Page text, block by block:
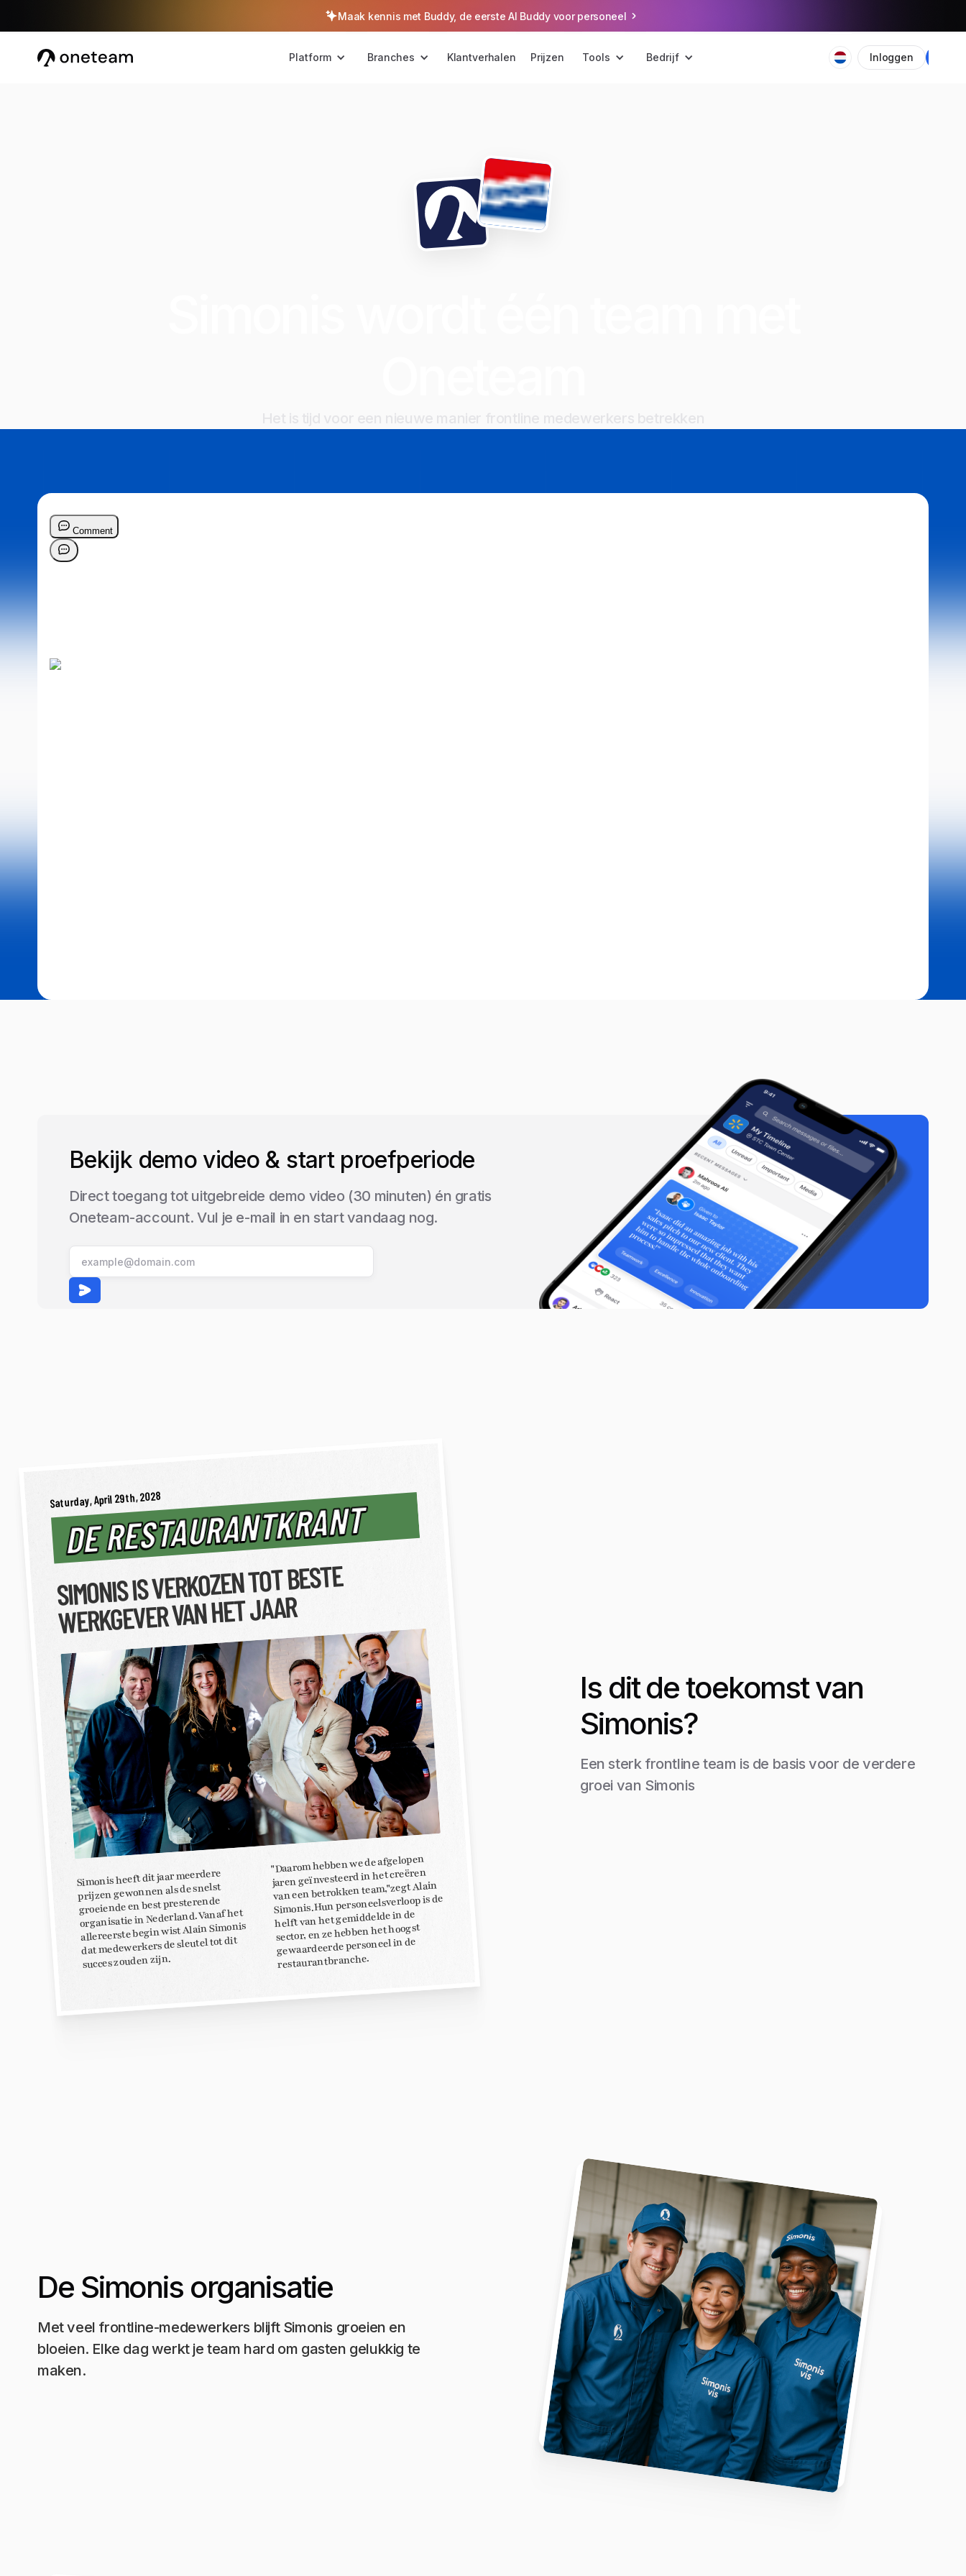
Maak kennis met Buddy, de eerste AI Buddy voor personeel
Platform Branches Klantverhalen Prijzen Tools Bedrijf Inloggen
Bekijk demo video & start proefperiode
Direct toegang tot uitgebreide demo video (30 minuten) én gratis
Oneteam-account. Vul je e-mail in en start vandaag nog.
Saturday, April 29th, 2028
DE RESTAURANTKRANT
SIMONIS IS VERKOZEN TOT BESTE
WERKGEVER VAN HET JAAR
Simonis heeft dit jaar meerdere
prijzen gewonnen als de snelst
groeiende en best presterende
organisatie in Nederland. Vanaf het
allereerste begin wist Alain Simonis
dat medewerkers de sleutel tot dit
succes zouden zijn.
"Daarom hebben we de afgelopen
jaren geïnvesteerd in het creëren
van een betrokken team,"zegt Alain
Simonis. Hun personeelsverloop is de
helft van het gemiddelde in de
sector, en ze hebben het hoogst
gewaardeerde personeel in de
restaurantbranche.
Is dit de toekomst van
Simonis?
Een sterk frontline team is de basis voor de verdere
groei van Simonis
De Simonis organisatie
Met veel frontline-medewerkers blijft Simonis groeien en
bloeien. Elke dag werkt je team hard om gasten gelukkig te
maken.